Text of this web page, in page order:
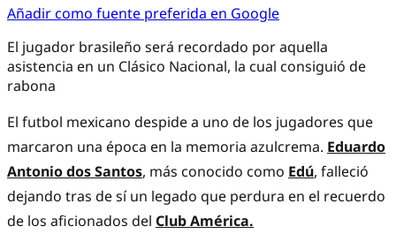
Añadir como fuente preferida en Google
El jugador brasileño será recordado por aquella
asistencia en un Clásico Nacional, la cual consiguió de
rabona
El futbol mexicano despide a uno de los jugadores que
marcaron una época en la memoria azulcrema. Eduardo
Antonio dos Santos, más conocido como Edú, falleció
dejando tras de sí un legado que perdura en el recuerdo
de los aficionados del Club América.